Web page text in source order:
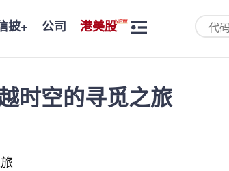
披+ 公司 港美股
时空的寻觅之旅